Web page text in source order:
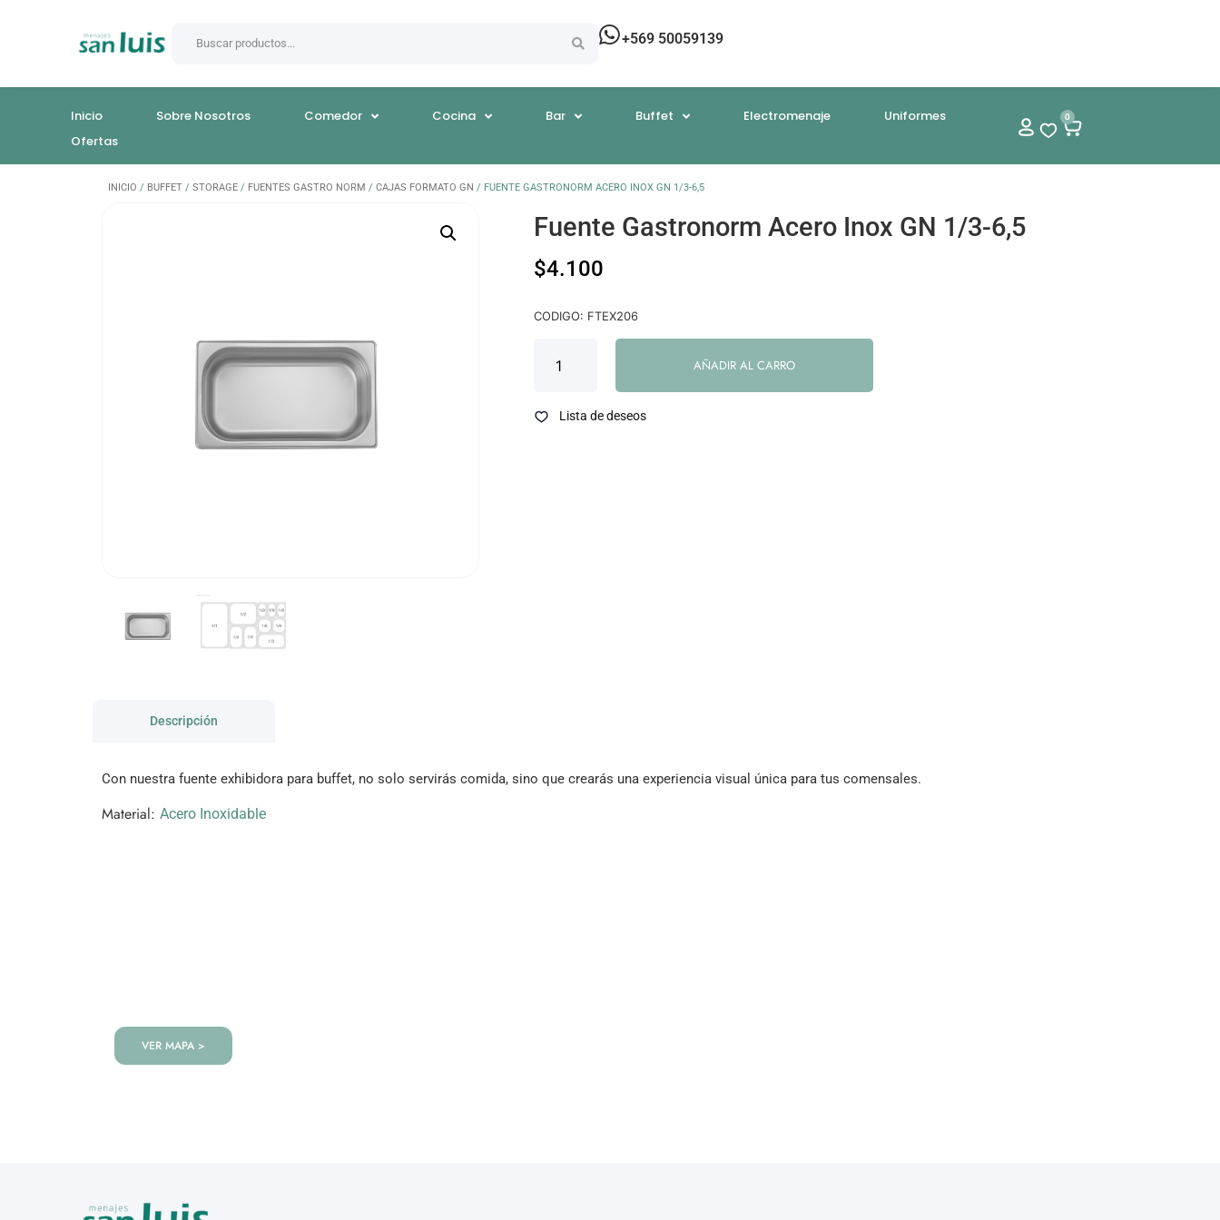
+569 50059139
Inicio Sobre Nosotros Comedor Cocina Bar Buffet Electromenaje
Uniformes
Ofertas
0
INICIO / BUFFET / STORAGE / FUENTES GASTRO NORM / CAJAS FORMATO GN / FUENTE GASTRONORM ACERO INOX GN 1/3-6,5
Fuente Gastronorm Acero Inox GN 1/3-6,5
$4.100
CODIGO: FTEX206
AÑADIR AL CARRO
Lista de deseos
Descripción
Con nuestra fuente exhibidora para buffet, no solo servirás comida, sino que crearás una experiencia visual única para tus comensales.
Material: Acero Inoxidable
VER MAPA >